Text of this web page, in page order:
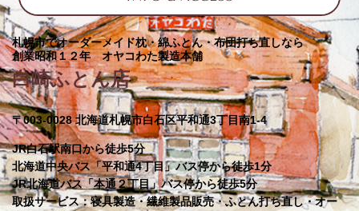
札幌市でオーダーメイド枕・綿ふとん・布団打ち直しなら
創業昭和１２年 オヤコわた製造本舗
白崎ふとん店
〒003-0028 北海道札幌市白石区平和通3丁目南1-4
JR白石駅南口から徒歩5分
北海道中央バス「平和通4丁目」バス停から徒歩1分
JR北海道バス「本通２丁目」バス停から徒歩5分
取扱サービス：寝具製造・繊維製品販売・ふとん打ち直し・オー